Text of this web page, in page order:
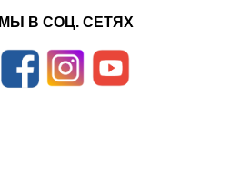
МЫ В СОЦ. СЕТЯХ